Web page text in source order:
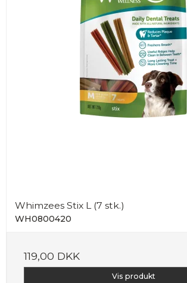
Whimzees Stix L (7 stk.)
WH0800420
119,00 DKK
Vis produkt